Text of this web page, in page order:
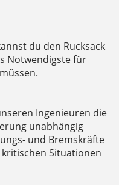
du den Rucksack
Notwendigste für
Ingenieuren die
unabhängig
und Bremskräfte
Situationen